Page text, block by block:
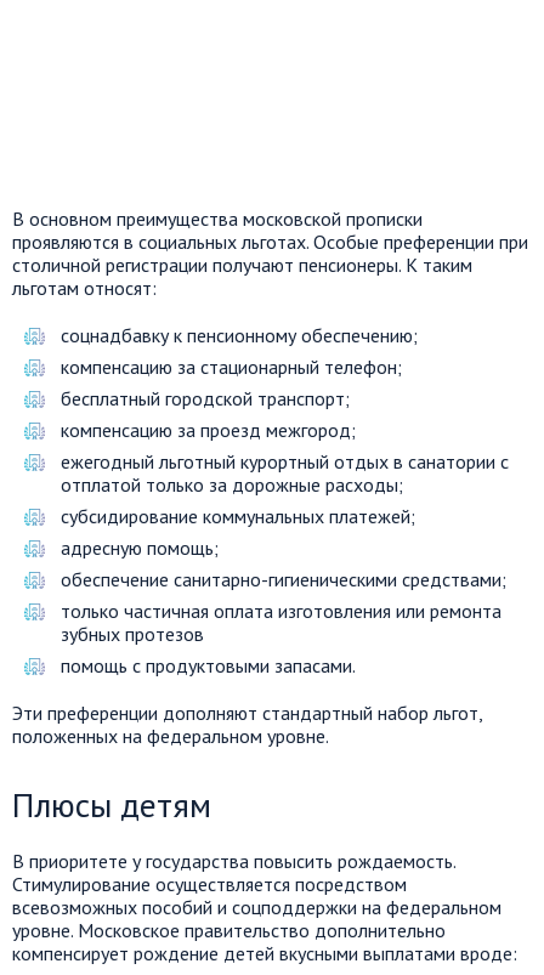
В основном преимущества московской прописки
проявляются в социальных льготах. Особые преференции при
столичной регистрации получают пенсионеры. К таким
льготам относят:
соцнадбавку к пенсионному обеспечению;
компенсацию за стационарный телефон;
бесплатный городской транспорт;
компенсацию за проезд межгород;
ежегодный льготный курортный отдых в санатории с
отплатой только за дорожные расходы;
субсидирование коммунальных платежей;
адресную помощь;
обеспечение санитарно-гигиеническими средствами;
только частичная оплата изготовления или ремонта
зубных протезов
помощь с продуктовыми запасами.
Эти преференции дополняют стандартный набор льгот,
положенных на федеральном уровне.
Плюсы детям
В приоритете у государства повысить рождаемость.
Стимулирование осуществляется посредством
всевозможных пособий и соцподдержки на федеральном
уровне. Московское правительство дополнительно
компенсирует рождение детей вкусными выплатами вроде: